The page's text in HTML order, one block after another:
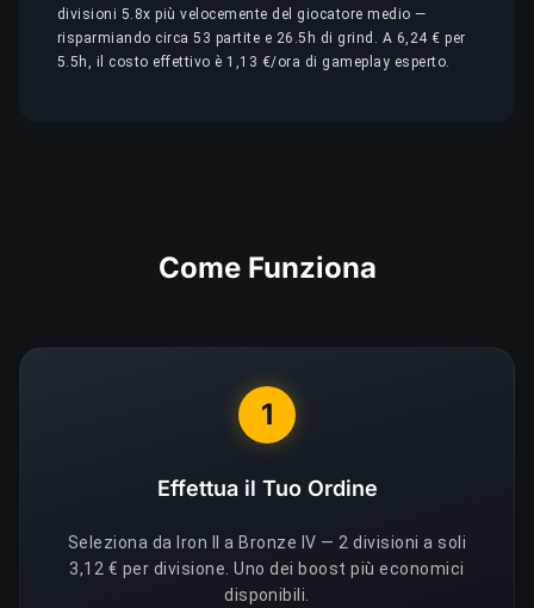
divisioni 5.8x più velocemente del giocatore medio —
risparmiando circa 53 partite e 26.5h di grind. A 6,24 € per
5.5h, il costo effettivo è 1,13 €/ora di gameplay esperto.
Come Funziona
1
Effettua il Tuo Ordine
Seleziona da Iron II a Bronze IV — 2 divisioni a soli
3,12 € per divisione. Uno dei boost più economici
disponibili.